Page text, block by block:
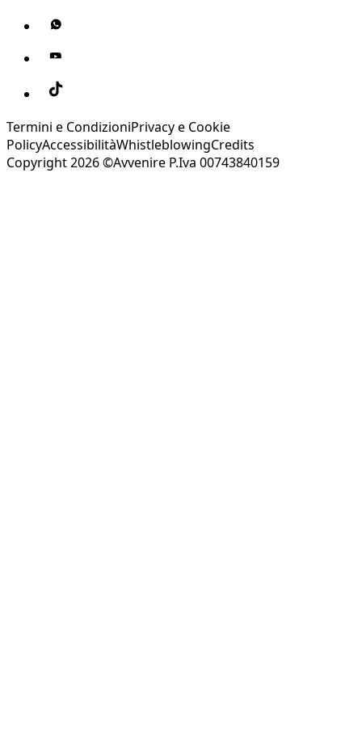
Termini e CondizioniPrivacy e Cookie
PolicyAccessibilitàWhistleblowingCredits
Copyright 2026 ©Avvenire P.Iva 00743840159